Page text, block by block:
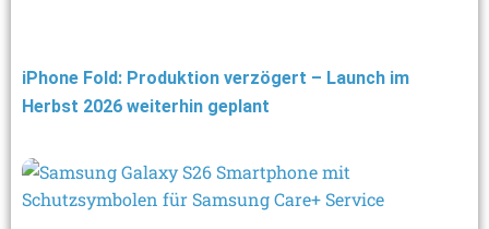
iPhone Fold: Produktion verzögert – Launch im
Herbst 2026 weiterhin geplant